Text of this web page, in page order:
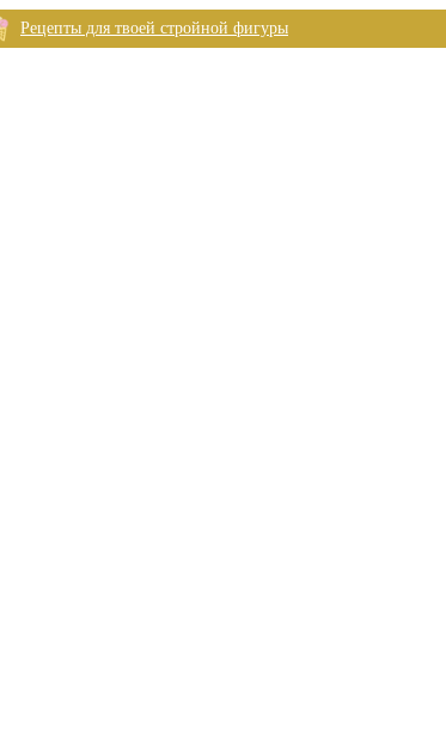
Рецепты для твоей стройной фигуры